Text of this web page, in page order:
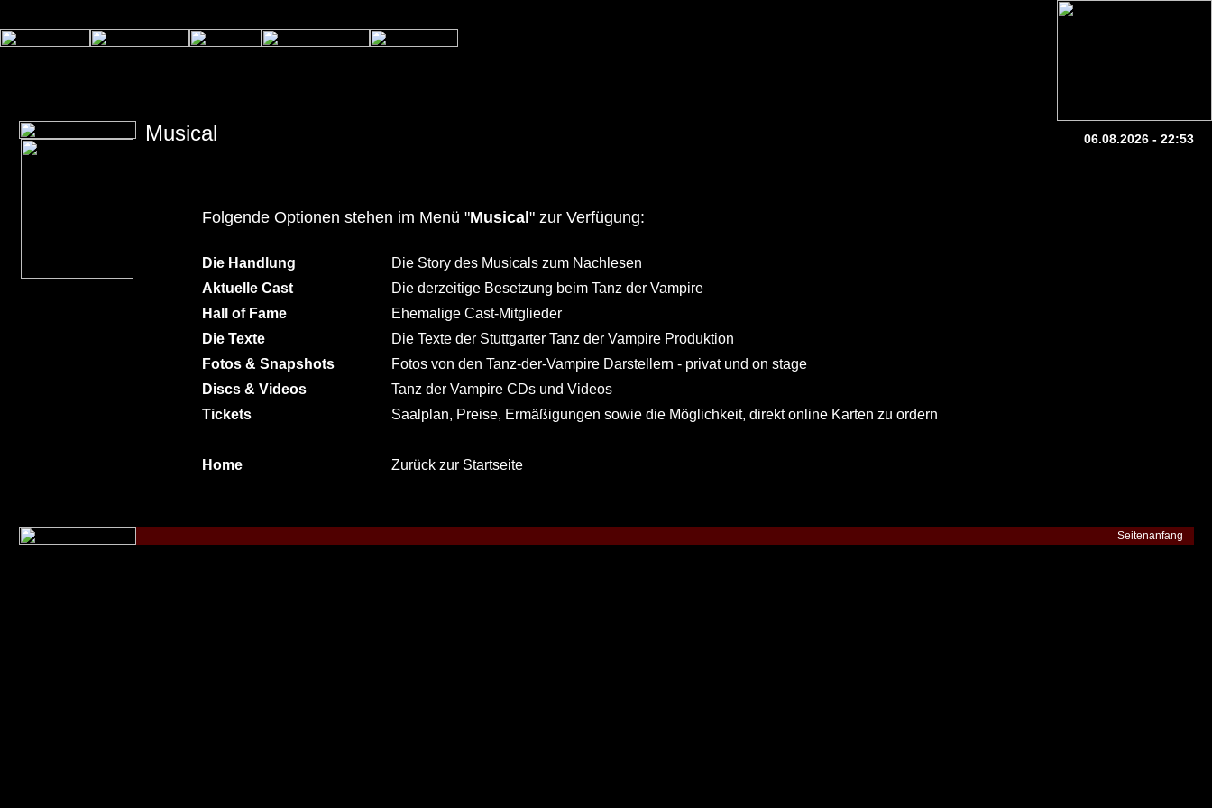
Musical 06.08.2026 - 22:53
Folgende Optionen stehen im Menü "Musical " zur Verfügung:
Die Handlung
Die Story des Musicals zum Nachlesen
Aktuelle Cast
Die derzeitige Besetzung beim Tanz der Vampire
Hall of Fame
Ehemalige Cast-Mitglieder
Die Texte
Die Texte der Stuttgarter Tanz der Vampire Produktion
Fotos & Snapshots
Fotos von den Tanz-der-Vampire Darstellern - privat und on stage
Discs & Videos
Tanz der Vampire CDs und Videos
Tickets
Saalplan, Preise, Ermäßigungen sowie die Möglichkeit, direkt online Karten zu ordern
Home Zurück zur Startseite
Seitenanfang